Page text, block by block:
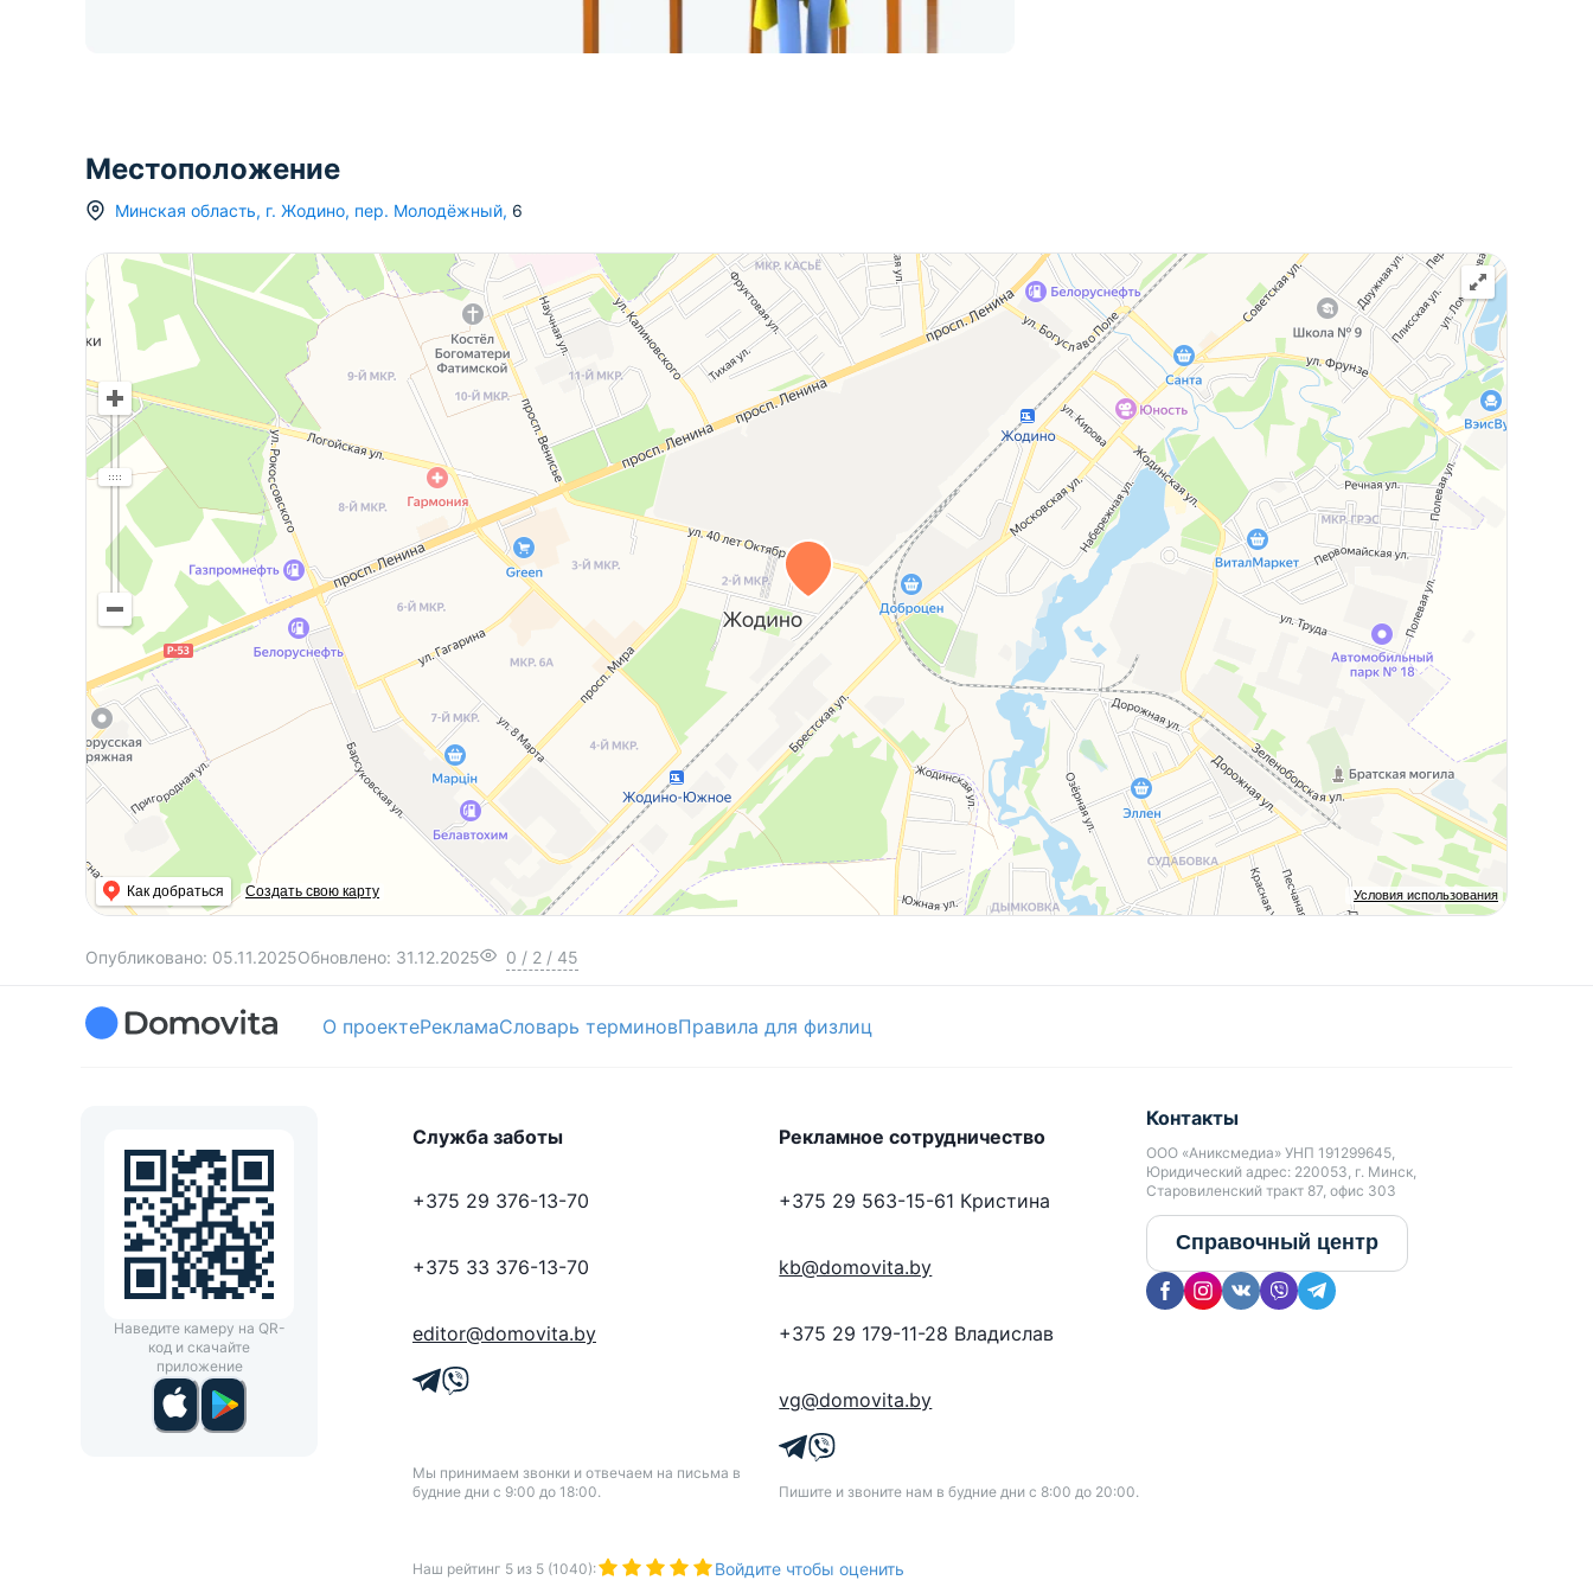
Местоположение
Минская область, г. Жодино, пер. Молодёжный, 6
Условия использования
Как добраться Создать свою карту
Опубликовано: 05.11.2025Обновлено: 31.12.2025 0 / 2 / 45
О проектеРекламаСловарь терминовПравила для физлиц
Наведите камеру на QR-
код и скачайте
приложение
Служба заботы
+375 29 376-13-70
+375 33 376-13-70
editor@domovita.by
Мы принимаем звонки и отвечаем на письма в
будние дни с 9:00 до 18:00.
Рекламное сотрудничество
+375 29 563-15-61 Кристина
kb@domovita.by
+375 29 179-11-28 Владислав
vg@domovita.by
Пишите и звоните нам в будние дни с 8:00 до 20:00.
Контакты
ООО «Аниксмедиа» УНП 191299645,
Юридический адрес: 220053, г. Минск,
Старовиленский тракт 87, офис 303
Справочный центр
Наш рейтинг 5 из 5 (1040): Войдите чтобы оценить